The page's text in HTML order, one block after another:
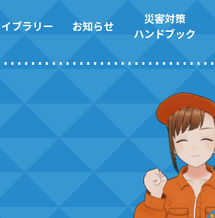
ブラリー お知らせ
災害対策
ハンドブック